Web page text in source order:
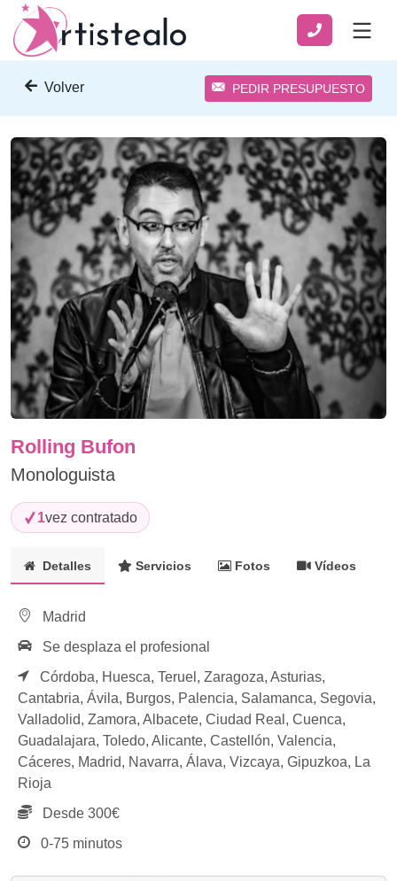
Volver PEDIR PRESUPUESTO
Rolling Bufon
Monologuista
1vez contratado
Detalles Servicios Fotos Vídeos
Madrid
Se desplaza el profesional
Córdoba, Huesca, Teruel, Zaragoza, Asturias,
Cantabria, Ávila, Burgos, Palencia, Salamanca, Segovia,
Valladolid, Zamora, Albacete, Ciudad Real, Cuenca,
Guadalajara, Toledo, Alicante, Castellón, Valencia,
Cáceres, Madrid, Navarra, Álava, Vizcaya, Gipuzkoa, La
Rioja
Desde 300€
0-75 minutos